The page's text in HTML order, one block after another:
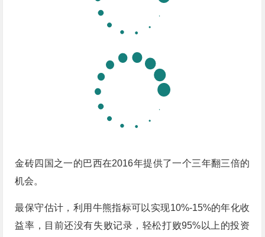
金砖四国之一的巴西在2016年提供了一个三年翻三倍的
机会。
最保守估计，利用牛熊指标可以实现10%-15%的年化收
益率，目前还没有失败记录，轻松打败95%以上的投资